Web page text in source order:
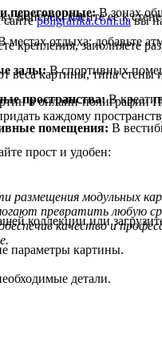
переговорные:В зонах
местах отдыха: добавьте
залы:В спортивных
пространства:В
помещения: В
модульных
превратить любую
качество и
поперек, клеите ее к
крепления, заполняете
веса картины, типа стены
в онлайн-полиграфии
каждому
poligrafika.com.uaвы
прост и удобен:
коллекции или
параметры картины.
детали.